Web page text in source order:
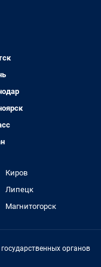
Киров
Липецк
Магнитогорск
органов